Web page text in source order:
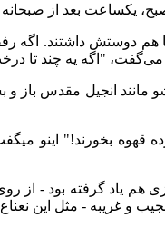
صبح، یکساعت بعد از
دوستش داشتند. اگه
می‌‌گفت، "اگه یه چند تا
مانند انجیل مقدس
قهوه بخورند!" اینو
هم یاد گرفته بود -
و غریبه - مثل این